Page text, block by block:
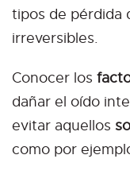
tipos de pérdida
irreversibles.
Conocer los
dañar el oído
evitar aquellos
como por